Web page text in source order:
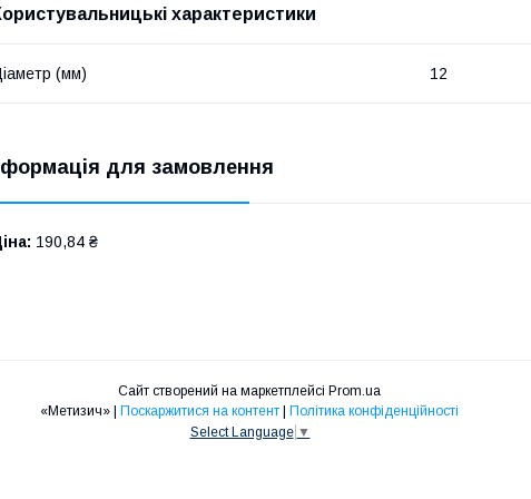
характеристики
(мм) 12
для замовлення
190,84 ₴
Сайт створений на маркетплейсі Prom.ua
Поскаржитися на контент
Політика конфіденційності
Select Language ▼